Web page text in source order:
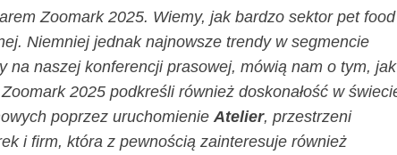
Zoomark 2025. Wiemy, jak bardzo sektor pet food
Niemniej jednak najnowsze trendy w segmencie
na naszej konferencji prasowej, mówią nam o tym, jak
2025 podkreśli również doskonałość w
poprzez uruchomienieAtelier, przestrzeni
i firm, która z pewnością zainteresuje również